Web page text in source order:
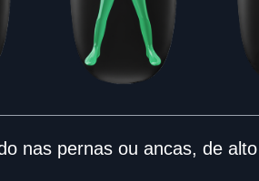
nas pernas ou ancas, de